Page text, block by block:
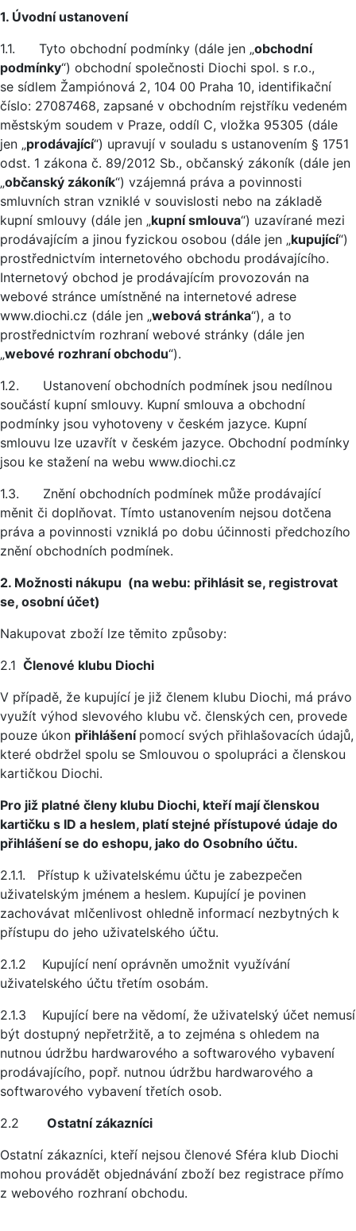
1. Úvodní ustanovení
1.1. Tyto obchodní podmínky (dále jen „obchodní
podmínky“) obchodní společnosti Diochi spol. s r.o.,
se sídlem Žampiónová 2, 104 00 Praha 10, identifikační
číslo: 27087468, zapsané v obchodním rejstříku vedeném
městským soudem v Praze, oddíl C, vložka 95305 (dále
jen „prodávající“) upravují v souladu s ustanovením § 1751
odst. 1 zákona č. 89/2012 Sb., občanský zákoník (dále jen
„občanský zákoník“) vzájemná práva a povinnosti
smluvních stran vzniklé v souvislosti nebo na základě
kupní smlouvy (dále jen „kupní smlouva“) uzavírané mezi
prodávajícím a jinou fyzickou osobou (dále jen „kupující“)
prostřednictvím internetového obchodu prodávajícího.
Internetový obchod je prodávajícím provozován na
webové stránce umístněné na internetové adrese
www.diochi.cz (dále jen „webová stránka“), a to
prostřednictvím rozhraní webové stránky (dále jen
„webové rozhraní obchodu“).
1.2. Ustanovení obchodních podmínek jsou nedílnou
součástí kupní smlouvy. Kupní smlouva a obchodní
podmínky jsou vyhotoveny v českém jazyce. Kupní
smlouvu lze uzavřít v českém jazyce. Obchodní podmínky
jsou ke stažení na webu www.diochi.cz
1.3. Znění obchodních podmínek může prodávající
měnit či doplňovat. Tímto ustanovením nejsou dotčena
práva a povinnosti vzniklá po dobu účinnosti předchozího
znění obchodních podmínek.
2. Možnosti nákupu (na webu: přihlásit se, registrovat
se, osobní účet)
Nakupovat zboží lze těmito způsoby:
2.1 Členové klubu Diochi
V případě, že kupující je již členem klubu Diochi, má právo
využít výhod slevového klubu vč. členských cen, provede
pouze úkon přihlášení pomocí svých přihlašovacích údajů,
které obdržel spolu se Smlouvou o spolupráci a členskou
kartičkou Diochi.
Pro již platné členy klubu Diochi, kteří mají členskou
kartičku s ID a heslem, platí stejné přístupové údaje do
přihlášení se do eshopu, jako do Osobního účtu.
2.1.1. Přístup k uživatelskému účtu je zabezpečen
uživatelským jménem a heslem. Kupující je povinen
zachovávat mlčenlivost ohledně informací nezbytných k
přístupu do jeho uživatelského účtu.
2.1.2 Kupující není oprávněn umožnit využívání
uživatelského účtu třetím osobám.
2.1.3 Kupující bere na vědomí, že uživatelský účet nemusí
být dostupný nepřetržitě, a to zejména s ohledem na
nutnou údržbu hardwarového a softwarového vybavení
prodávajícího, popř. nutnou údržbu hardwarového a
softwarového vybavení třetích osob.
2.2 Ostatní zákazníci
Ostatní zákazníci, kteří nejsou členové Sféra klub Diochi
mohou provádět objednávání zboží bez registrace přímo
z webového rozhraní obchodu.